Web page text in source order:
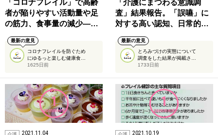
「コロナフレイル」で高齢
者が陥りやすい活動量や足
の筋力、食事量の減少―…
最新の意見
コロナフレイルを防ぐため
にゆるっと楽しむ健康食…
1625日前
「介護にまつわる意識調
査」結果報告。「誤嚥」に
対する高い認知、日常的…
最新の意見
とろみづけの実態について
調査をした結果が掲載さ…
1733日前
1
comment
2021.11.04
1
comment
2021.10.19